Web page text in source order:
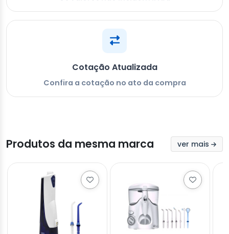
Cotação Atualizada
Confira a cotação no ato da compra
Produtos da mesma marca ver mais